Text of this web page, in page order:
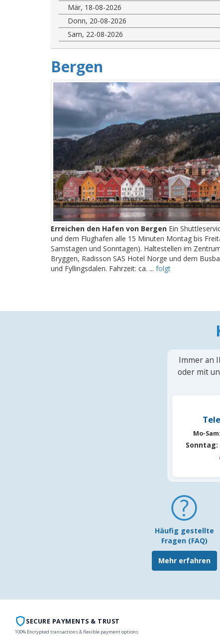
Mär, 18-08-2026
Donn, 20-08-2026
Sam, 22-08-2026
Bergen
Erreichen den Hafen von Bergen Ein
und dem Flughafen alle 15 Minuten Montag bis
Samstagen und Sonntagen). Haltestellen im
Bryggen, Radisson SAS Hotel Norge und dem
und Fyllingsdalen. Fahrzeit: ca. ... folgt
Immer an
oder mit
Mo-Sam:
Sonntag:
Häufig gestellte
Fragen (FAQ)
Mehr erfahren
SECURE PAYMENTS & TRUST
100% Encrypted transactions & flexible payment options